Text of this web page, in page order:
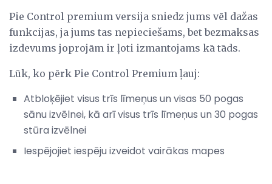
Pie Control premium versija sniedz jums vēl dažas
funkcijas, ja jums tas nepieciešams, bet bezmaksas
izdevums joprojām ir ļoti izmantojams kā tāds.
Lūk, ko pērk Pie Control Premium ļauj:
Atbloķējiet visus trīs līmeņus un visas 50 pogas
sānu izvēlnei, kā arī visus trīs līmeņus un 30 pogas
stūra izvēlnei
Iespējojiet iespēju izveidot vairākas mapes